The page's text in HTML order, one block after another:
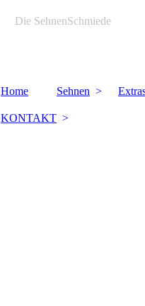
Die SehnenSchmiede
Home Sehnen
KONTAKT